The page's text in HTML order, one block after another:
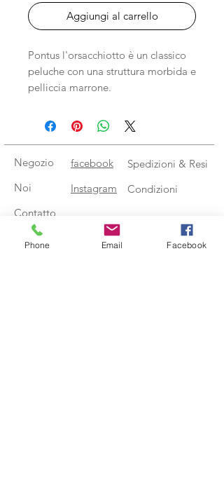
Aggiungi al carrello
Pontus l'orsacchiotto è un classico
peluche con una struttura morbida e
pelliccia marrone.
Misura 20cm
Lavabile in lavatrice a 40 gradi
Negozio
Noi
Contatto
facebook
Instagram
Spedizioni & Resi
Condizioni
Phone Email Facebook